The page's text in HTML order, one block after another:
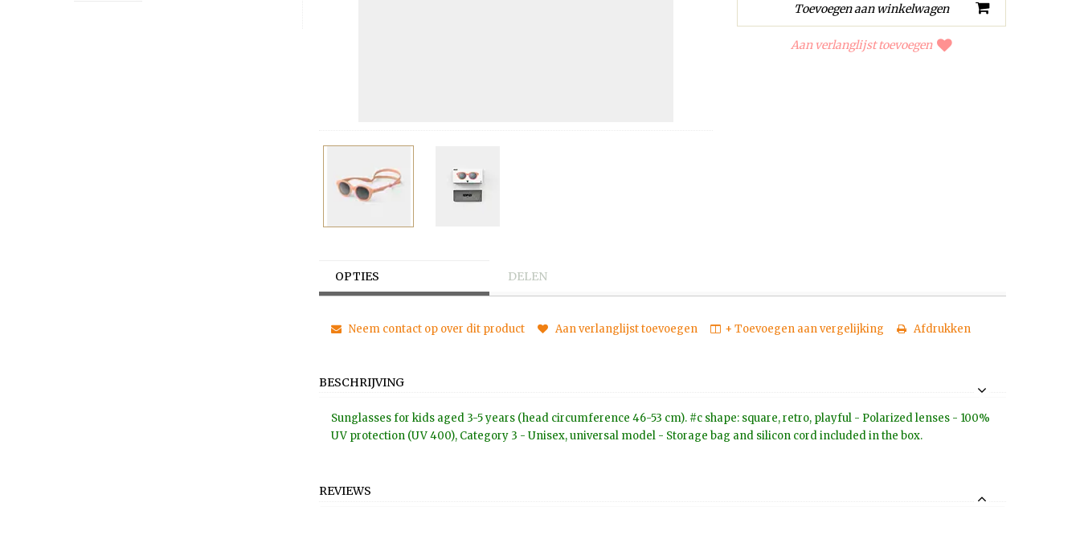
Aan verlanglijst toevoegen
OPTIES DELEN
Neem contact op over dit product Aan verlanglijst toevoegen + Toevoegen aan vergelijking Afdrukken
BESCHRIJVING
Sunglasses for kids aged 3-5 years (head circumference 46-53 cm). #c shape: square, retro, playful - Polarized lenses - 100%
UV protection (UV 400), Category 3 - Unisex, universal model - Storage bag and silicon cord included in the box.
REVIEWS